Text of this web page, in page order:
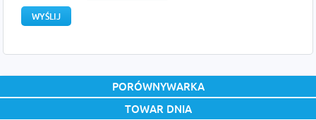
PORÓWNYWARKA
TOWAR DNIA